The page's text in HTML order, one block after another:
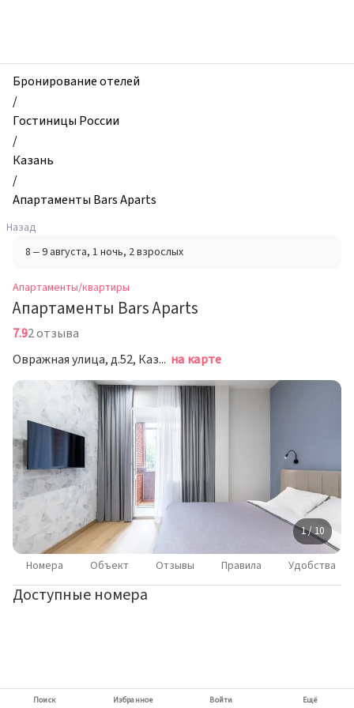
и
квартиры,
Апартаменты
Bars
Aparts,
Казань,
Россия
Бронирование отелей
/
Гостиницы России
/
Казань
/
Апартаменты Bars Aparts
Назад
8 – 9 августа, 1 ночь, 2 взрослых
Апартаменты/квартиры
Апартаменты Bars Aparts
7.92 отзыва
Овражная улица, д.52, Казань на карте
1 / 10
Номера Объект Отзывы Правила Удобства
Доступные номера
Поиск Избранное Войти Ещё